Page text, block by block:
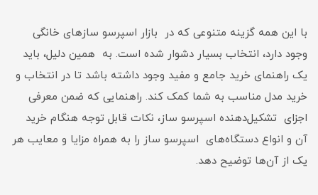
با این همه گزینه متنوعی که در بازار اسپرسو سازهای خانگی
وجود دارد، انتخاب بسیار دشوار شده است. به همین دلیل، باید
یک راهنمای خرید جامع و مفید وجود داشته باشد تا در انتخاب و
خرید مدل مناسب به شما کمک کند. راهنمایی که ضمن معرفی
اجزای تشکیل‌دهنده اسپرسو ساز، نکات قابل توجه هنگام خرید
آن و انواع دستگاه‌های اسپرسو ساز را به همراه مزایا و معایب هر
یک از آن‌ها توضیح دهد.